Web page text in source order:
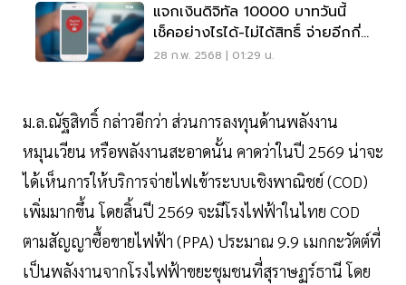
แจกเงินดิจิทัล 10000 บาทวันนี้
เช็คอย่างไรได้-ไม่ได้สิทธิ์ จ่ายอีกกี่
รอบ
28 ก.พ. 2568 | 01:29 น.
ม.ล.ณัฐสิทธิ์ กล่าวอีกว่า ส่วนการลงทุนด้านพลังงาน
หมุนเวียน หรือพลังงานสะอาดนั้น คาดว่าในปี 2569 น่าจะ
ได้เห็นการให้บริการจ่ายไฟเข้าระบบเชิงพาณิชย์ (COD)
เพิ่มมากขึ้น โดยสิ้นปี 2569 จะมีโรงไฟฟ้าในไทย COD
ตามสัญญาซื้อขายไฟฟ้า (PPA) ประมาณ 9.9 เมกกะวัตต์ที่
เป็นพลังงานจากโรงไฟฟ้าขยะชุมชนที่สุราษฏร์ธานี โดย